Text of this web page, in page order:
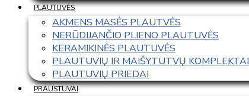
PLAUTUVĖS
AKMENS MASĖS PLAUTVĖS
NERŪDIJANČIO PLIENO PLAUTUVĖS
KERAMIKINĖS PLAUTUVĖS
PLAUTUVIŲ IR MAIŠYTUTVŲ KOMPLEKTAI
PLAUTUVIŲ PRIEDAI
PRAUSTUVAI